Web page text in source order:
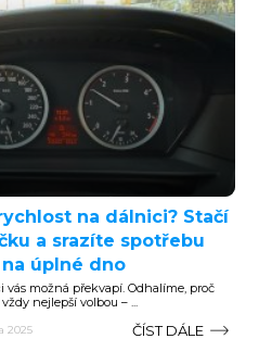
na dálnici? Stačí
a srazíte spotřebu
úplné dno
možná překvapí. Odhalíme, proč
nejlepší volbou – ...
2025 ČÍST DÁLE